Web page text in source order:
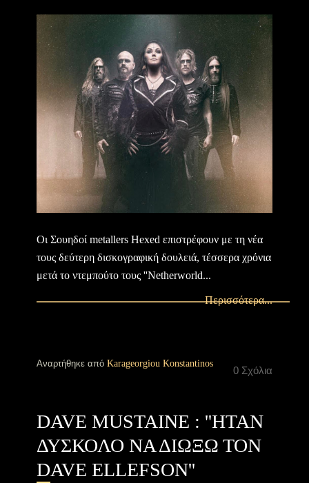
Οι Σουηδοί metallers Hexed επιστρέφουν με τη νέα
τους δεύτερη δισκογραφική δουλειά, τέσσερα χρόνια
μετά το ντεμπούτο τους ''Netherworld...
Περισσότερα...
0 Σχόλια
Αναρτήθηκε από Karageorgiou Konstantinos
DAVE MUSTAINE : ''ΗΤΑΝ
ΔΥΣΚΟΛΟ ΝΑ ΔΙΩΞΩ ΤΟΝ
DAVE ELLEFSON''